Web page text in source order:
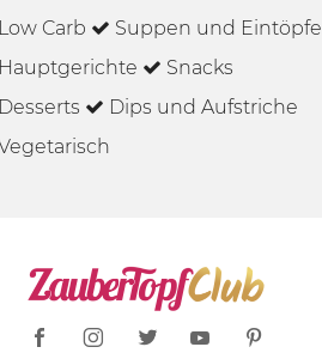
Low Carb
Suppen und Eintöpfe
Hauptgerichte
Snacks
Desserts
Dips und Aufstriche